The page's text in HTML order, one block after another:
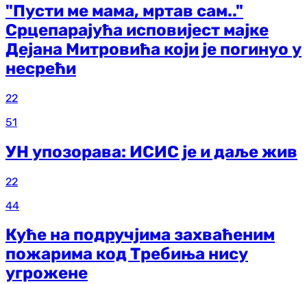
"Пусти ме мама, мртав сам.."
Срцепарајућа исповијест мајке
Дејана Митровића који је погинуо у
несрећи
22
51
УН упозорава: ИСИС је и даље жив
22
44
Куће на подручјима захваћеним
пожарима код Требиња нису
угрожене